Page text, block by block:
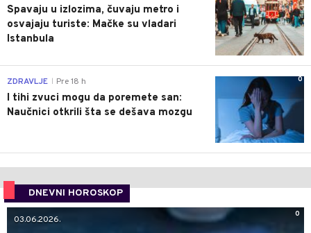
Spavaju u izlozima, čuvaju metro i
osvajaju turiste: Mačke su vladari
Istanbula
0
ZDRAVLJE Pre 18 h
I tihi zvuci mogu da poremete san:
Naučnici otkrili šta se dešava mozgu
DNEVNI HOROSKOP
0
03.06.2026.